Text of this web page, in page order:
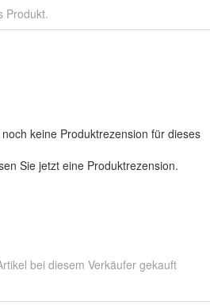
Produkt.
keine Produktrezension für dieses
Sie jetzt eine Produktrezension.
bei diesem Verkäufer gekauft